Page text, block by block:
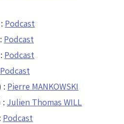
Podcast
Podcast
Podcast
Podcast
: Pierre MANKOWSKI
: Julien Thomas WILL
Podcast